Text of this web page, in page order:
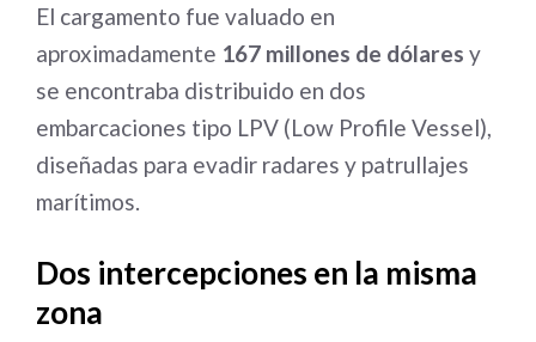
El cargamento fue valuado en
aproximadamente 167 millones de dólares y
se encontraba distribuido en dos
embarcaciones tipo LPV (Low Profile Vessel),
diseñadas para evadir radares y patrullajes
marítimos.
Dos intercepciones en la misma
zona